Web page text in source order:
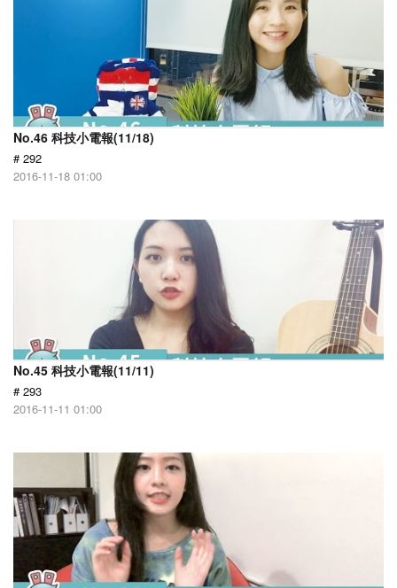
No.46 科技小電報(11/18)
# 292
2016-11-18 01:00
No.45 科技小電報(11/11)
# 293
2016-11-11 01:00